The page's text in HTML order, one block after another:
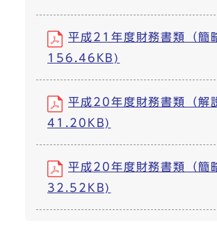
平成21年度財務書類（簡
156.46KB)
平成20年度財務書類（解
41.20KB)
平成20年度財務書類（簡
32.52KB)